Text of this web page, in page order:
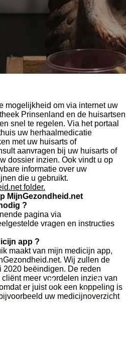
mogelijkheid om via internet uw
Prinsenland en de huisartsen
snel te regelen. Via het portaal
uw herhaalmedicatie
met uw huisarts of
aanvragen bij uw huisarts of
dossier inzien. Ook vindt u op
informatie over uw
die u gebruikt.
folder.
MijnGezondheid.net
?
pagina via
vragen en instructies
app ?
maakt van mijn medicijn app,
Wij zullen de
2020 beëindigen. De reden
meer voordelen inzien van
er juist ook een koppeling is
uw medicijnoverzicht
Kaart Facebook